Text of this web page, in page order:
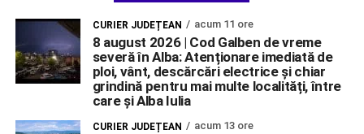
CURIER JUDEȚEAN acum 11 ore
8 august 2026 | Cod Galben de vreme
severă în Alba: Atenționare imediată de
ploi, vânt, descărcări electrice și chiar
grindină pentru mai multe localități, între
care și Alba Iulia
CURIER JUDEȚEAN acum 13 ore